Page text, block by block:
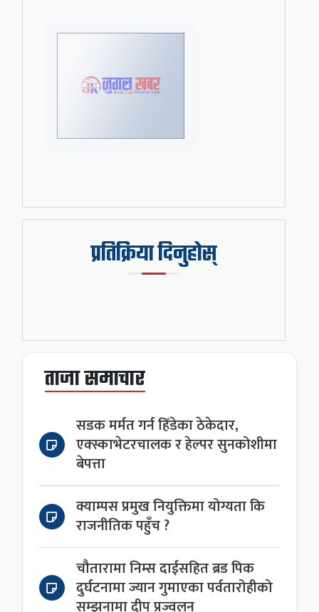
प्रतिक्रिया दिनुहोस्
ताजा समाचार
सडक मर्मत गर्न हिँडेका ठेकेदार,
एक्स्काभेटरचालक र हेल्पर सुनकोशीमा
बेपत्ता
क्याम्पस प्रमुख नियुक्तिमा योग्यता कि
राजनीतिक पहुँच ?
चौतारामा निम्स दाईसहित ब्रड पिक
दुर्घटनामा ज्यान गुमाएका पर्वतारोहीको
सम्झनामा दीप प्रज्वलन